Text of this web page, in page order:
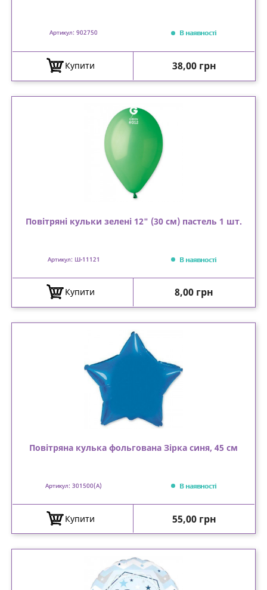
Артикул: 902750 В наявності
Купити Ціна
38,00 грн
Повітряні кульки зелені 12" (30 см) пастель 1 шт.
Артикул: Ш-11121 В наявності
Купити Ціна
8,00 грн
Повітряна кулька фольгована Зірка синя, 45 см
Артикул: 301500(A) В наявності
Купити Ціна
55,00 грн